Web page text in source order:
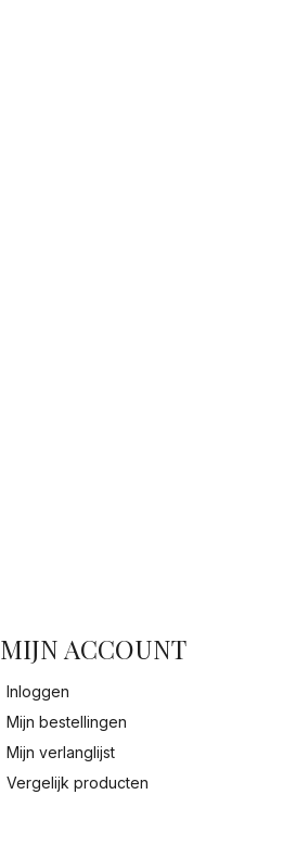
MIJN ACCOUNT
Inloggen
Mijn bestellingen
Mijn verlanglijst
Vergelijk producten